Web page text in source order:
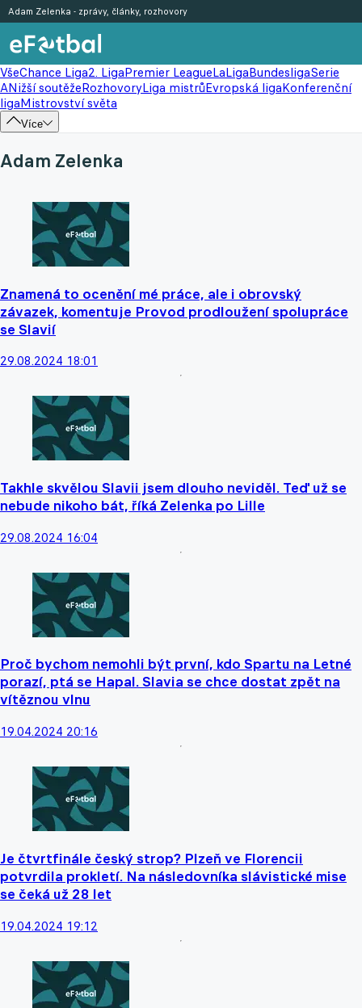
VšeChance Liga2. LigaPremier LeagueLaLigaBundesligaSerie
ANižší soutěžeRozhovoryLiga mistrůEvropská ligaKonferenční
ligaMistrovství světa
Více
Adam Zelenka - zprávy, články, rozhovory
Adam Zelenka
Znamená to ocenění mé práce, ale i obrovský
závazek, komentuje Provod prodloužení spolupráce
se Slavií
29.08.2024 18:01
Takhle skvělou Slavii jsem dlouho neviděl. Teď už se
nebude nikoho bát, říká Zelenka po Lille
29.08.2024 16:04
Proč bychom nemohli být první, kdo Spartu na Letné
porazí, ptá se Hapal. Slavia se chce dostat zpět na
vítěznou vlnu
19.04.2024 20:16
Je čtvrtfinále český strop? Plzeň ve Florencii
potvrdila prokletí. Na následovníka slávistické mise
se čeká už 28 let
19.04.2024 19:12